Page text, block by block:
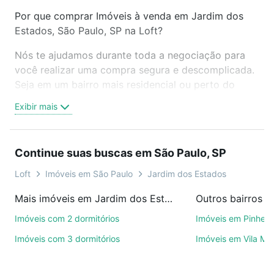
Por que comprar Imóveis à venda em Jardim dos
Estados, São Paulo, SP na Loft?
Nós te ajudamos durante toda a negociação para
você realizar uma compra segura e descomplicada.
Seja em um bairro mais residencial ou perto do
oferta ideal de Imóveis à venda em Jardim dos
Estados, São Paulo, SP para conquistar seu sonho.
é grátis, sem compromisso e você ainda conta com
mais de 46 mil corretores e imobiliárias te ajudando
Como escolher um imóvel?
Use barra de busca no topo para pesquisar por
Exibir mais
Continue suas buscas em São Paulo, SP
Loft Imóveis em São Paulo Jardim dos Estados
Mais imóveis em Jardim dos Estados
Imóveis com 2 dormitórios
Imóveis com 3 dormitórios
Outros bairros
Imóveis em
Imóveis em Vila